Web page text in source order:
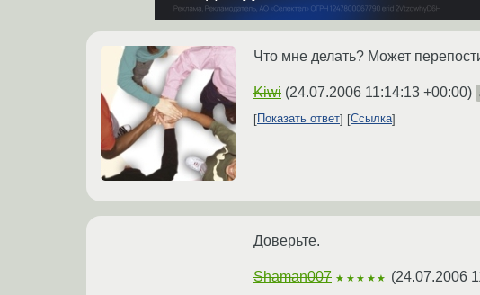
Что мне делать? Может
Kiwi (24.07.2006 11:14:13 +00:00)
Показать ответ
Ссылка
Доверьте.
Shaman007 ★★★★★ (24.07.2006